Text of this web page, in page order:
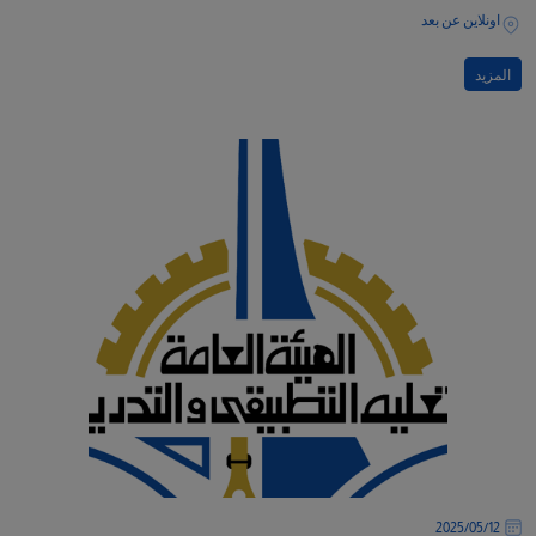
اونلاين عن بعد
المزيد
12‏/05‏/2025